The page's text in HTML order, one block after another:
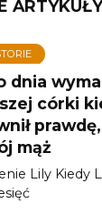
ARTYKUŁY
dnia
córki
mąż
Lily Kiedy